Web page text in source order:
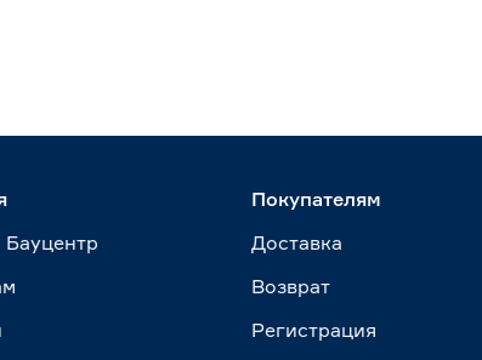
Покупателям
Доставка
Возврат
Регистрация